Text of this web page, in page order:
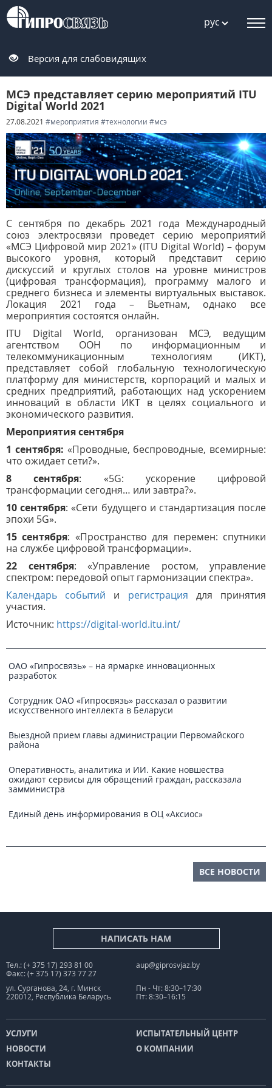
рус
Версия для слабовидящих
МСЭ представляет серию мероприятий ITU
Digital World 2021
27.08.2021 #мероприятия #технологии #мсэ
С сентября по декабрь 2021 года Международный
союз электросвязи проведет серию мероприятий
«МСЭ Цифровой мир 2021» (ITU Digital World) – форум
высокого уровня, который представит серию
дискуссий и круглых столов на уровне министров
(цифровая трансформация), программу малого и
среднего бизнеса и элементы виртуальных выставок.
Локация 2021 года – Вьетнам, однако все
мероприятия состоятся онлайн.
ITU Digital World, организован МСЭ, ведущим
агентством ООН по информационным и
телекоммуникационным технологиям (ИКТ),
представляет собой глобальную технологическую
платформу для министерств, корпораций и малых и
средних предприятий, работающих над ускорением
инноваций в области ИКТ в целях социального и
экономического развития.
Мероприятия сентября
1 сентября: «Проводные, беспроводные, всемирные:
что ожидает сети?».
8 сентября: «5G: ускорение цифровой
трансформации сегодня… или завтра?».
10 сентября: «Сети будущего и стандартизация после
эпохи 5G».
15 сентября: «Пространство для перемен: спутники
на службе цифровой трансформации».
22 сентября: «Управление ростом, управление
спектром: передовой опыт гармонизации спектра».
Календарь событий и регистрация для принятия
участия.
Источник: https://digital-world.itu.int/
ОАО «Гипросвязь» – на ярмарке инновационных
разработок
Сотрудник ОАО «Гипросвязь» рассказал о развитии
искусственного интеллекта в Беларуси
Выездной прием главы администрации Первомайского
района
Оперативность, аналитика и ИИ. Какие новшества
ожидают сервисы для обращений граждан, рассказала
замминистра
Единый день информирования в ОЦ «Аксиос»
ВСЕ НОВОСТИ
НАПИСАТЬ НАМ
Тел.: (+ 375 17) 293 81 00
Факс: (+ 375 17) 373 77 27
aup@giprosvjaz.by
ул. Сурганова, 24, г. Минск
220012, Республика Беларусь
Пн - Чт: 8:30–17:30
Пт: 8:30–16:15
УСЛУГИ
ИСПЫТАТЕЛЬНЫЙ ЦЕНТР
НОВОСТИ
О КОМПАНИИ
КОНТАКТЫ